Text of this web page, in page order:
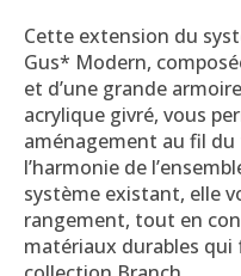
Cette extension du
Gus* Modern,
et d’une grande
acrylique givré, vous
aménagement au fil
l’harmonie de
système existant, elle
rangement, tout en
matériaux durables